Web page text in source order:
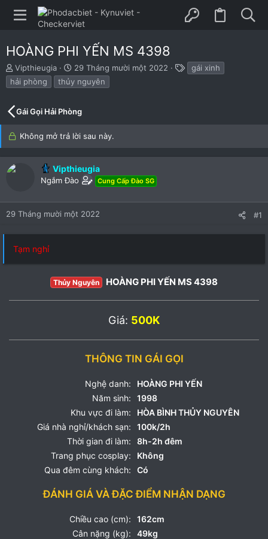
HOÀNG PHI YẾN MS 4398
B
ắ
t
ầ
u
Vipthieugia
N
g
à
b
t
đ
u
29 Tháng mười một 2022
h
gái xinh
hải phòng
thủy nguyên
Gái Gọi Hải Phòng
Không mở trả lời sau này.
Vipthieugia
Ngắm Đào Cung Cấp Đào SG
29 Tháng mười một 2022 #1
Tạm nghỉ
Thủy Nguyên HOÀNG PHI YẾN MS 4398
Giá: 500K
THÔNG TIN GÁI GỌI
Nghệ danh:
HOÀNG PHI YẾN
Năm sinh:
1998
Khu vực đi làm:
HÒA BÌNH THỦY NGUYÊN
Giá nhà nghỉ/khách sạn:
100k/2h
Thời gian đi làm:
8h-2h đêm
Trang phục cosplay:
Không
Qua đêm cùng khách:
Có
ĐÁNH GIÁ VÀ ĐẶC ĐIỂM NHẬN DẠNG
Chiều cao (cm):
162cm
Cân nặng (kg):
49kg